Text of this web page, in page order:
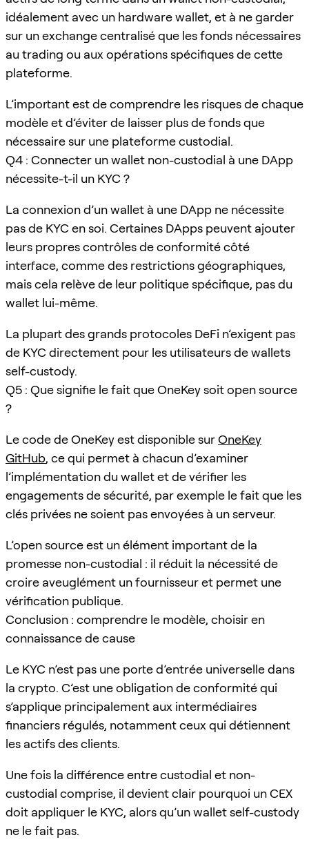
idéalement avec un hardware wallet, et à ne garder
sur un exchange centralisé que les fonds nécessaires
au trading ou aux opérations spécifiques de cette
plateforme.
L’important est de comprendre les risques de chaque
modèle et d’éviter de laisser plus de fonds que
nécessaire sur une plateforme custodial.
Q4 : Connecter un wallet non-custodial à une DApp
nécessite-t-il un KYC ?
La connexion d’un wallet à une DApp ne nécessite
pas de KYC en soi. Certaines DApps peuvent ajouter
leurs propres contrôles de conformité côté
interface, comme des restrictions géographiques,
mais cela relève de leur politique spécifique, pas du
wallet lui-même.
La plupart des grands protocoles DeFi n’exigent pas
de KYC directement pour les utilisateurs de wallets
self-custody.
Q5 : Que signifie le fait que OneKey soit open source
?
Le code de OneKey est disponible surOneKey
GitHub, ce qui permet à chacun d’examiner
l’implémentation du wallet et de vérifier les
engagements de sécurité, par exemple le fait que les
clés privées ne soient pas envoyées à un serveur.
L’open source est un élément important de la
promesse non-custodial : il réduit la nécessité de
croire aveuglément un fournisseur et permet une
vérification publique.
Conclusion : comprendre le modèle, choisir en
connaissance de cause
Le KYC n’est pas une porte d’entrée universelle dans
la crypto. C’est une obligation de conformité qui
s’applique principalement aux intermédiaires
financiers régulés, notamment ceux qui détiennent
les actifs des clients.
Une fois la différence entre custodial et non-
custodial comprise, il devient clair pourquoi un CEX
doit appliquer le KYC, alors qu’un wallet self-custody
ne le fait pas.